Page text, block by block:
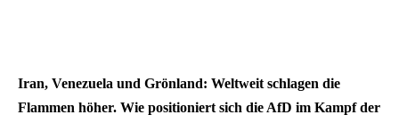
Iran, Venezuela und Grönland: Weltweit schlagen die
Flammen höher. Wie positioniert sich die AfD im Kampf der